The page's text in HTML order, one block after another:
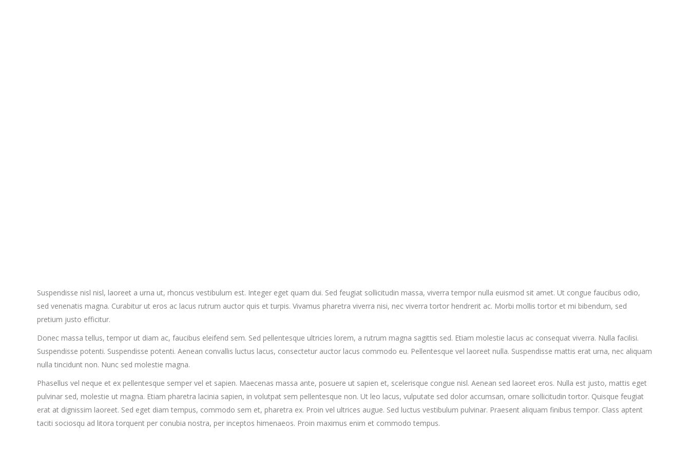
Suspendisse nisl nisl, laoreet a urna ut, rhoncus vestibulum est. Integer eget quam dui. Sed feugiat sollicitudin massa, viverra tempor nulla euismod sit amet. Ut congue faucibus odio,
sed venenatis magna. Curabitur ut eros ac lacus rutrum auctor quis et turpis. Vivamus pharetra viverra nisi, nec viverra tortor hendrerit ac. Morbi mollis tortor et mi bibendum, sed
pretium justo efficitur.
Donec massa tellus, tempor ut diam ac, faucibus eleifend sem. Sed pellentesque ultricies lorem, a rutrum magna sagittis sed. Etiam molestie lacus ac consequat viverra. Nulla facilisi.
Suspendisse potenti. Suspendisse potenti. Aenean convallis luctus lacus, consectetur auctor lacus commodo eu. Pellentesque vel laoreet nulla. Suspendisse mattis erat urna, nec aliquam
nulla tincidunt non. Nunc sed molestie magna.
Phasellus vel neque et ex pellentesque semper vel et sapien. Maecenas massa ante, posuere ut sapien et, scelerisque congue nisl. Aenean sed laoreet eros. Nulla est justo, mattis eget
pulvinar sed, molestie ut magna. Etiam pharetra lacinia sapien, in volutpat sem pellentesque non. Ut leo lacus, vulputate sed dolor accumsan, ornare sollicitudin tortor. Quisque feugiat
erat at dignissim laoreet. Sed eget diam tempus, commodo sem et, pharetra ex. Proin vel ultrices augue. Sed luctus vestibulum pulvinar. Praesent aliquam finibus tempor. Class aptent
taciti sociosqu ad litora torquent per conubia nostra, per inceptos himenaeos. Proin maximus enim et commodo tempus.